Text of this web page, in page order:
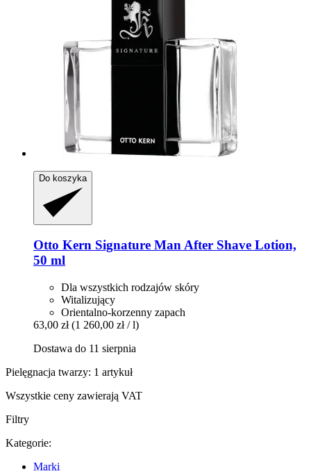
Do koszyka
Otto Kern Signature Man After Shave Lotion,
50 ml
Dla wszystkich rodzajów skóry
Witalizujący
Orientalno-korzenny zapach
63,00 zł (1 260,00 zł / l)
Dostawa do 11 sierpnia
Pielęgnacja twarzy: 1 artykuł
Wszystkie ceny zawierają VAT
Filtry
Kategorie:
Marki